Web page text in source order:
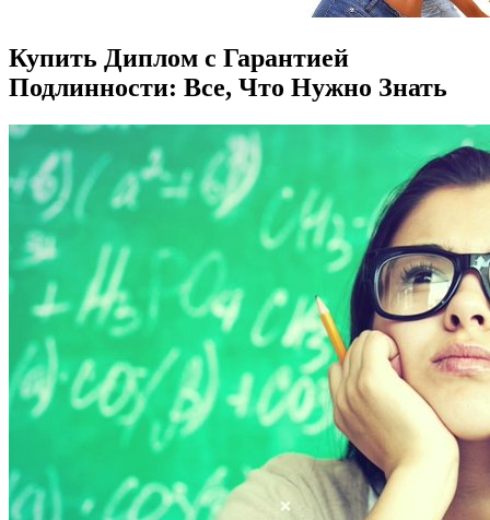
Купить Диплом с Гарантией
Подлинности: Все, Что Нужно Знать